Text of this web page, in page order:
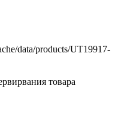
data/products/UT19917-
товара